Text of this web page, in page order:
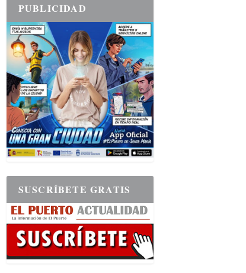
PUBLICIDAD
SUSCRÍBETE GRATIS